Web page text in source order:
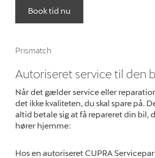
Book tid nu
Prismatch
Autoriseret service til den
Når det gælder service eller
det ikke kvaliteten, du skal spare på.
altid betale sig at få repareret din bil,
hører hjemme:
Hos en autoriseret CUPRA